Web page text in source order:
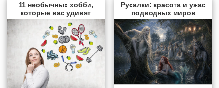
11 необычных хобби,
которые вас удивят
Русалки: красота и ужас
подводных миров